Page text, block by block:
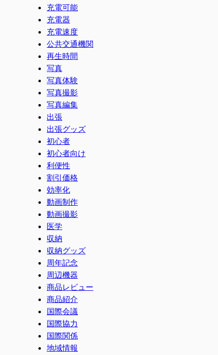
充電可能
充電器
充電速度
公共交通機関
再生時間
写真
写真体験
写真撮影
写真編集
出張
出張グッズ
初心者
初心者向け
利便性
割引価格
効率化
動画制作
動画撮影
医学
収納
収納グッズ
周年記念
周辺機器
商品レビュー
商品紹介
国際会議
国際協力
国際関係
地域情報